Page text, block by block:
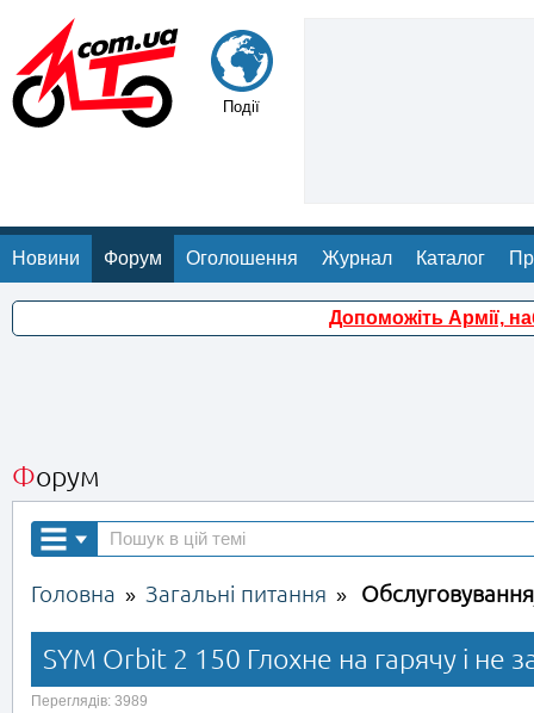
Події
Новини Форум Оголошення Журнал Каталог
Допоможіть Армії,
Форум
Головна » Загальні питання »
SYM Orbit 2 150 Глохне на гарячу і не
Переглядів: 3989